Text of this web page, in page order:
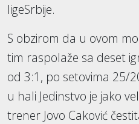
ligeSrbije.
S obzirom da u ovom
tim raspolaže sa deset
od 3:1, po setovima 25/
u hali Jedinstvo je jako
trener Jovo Caković